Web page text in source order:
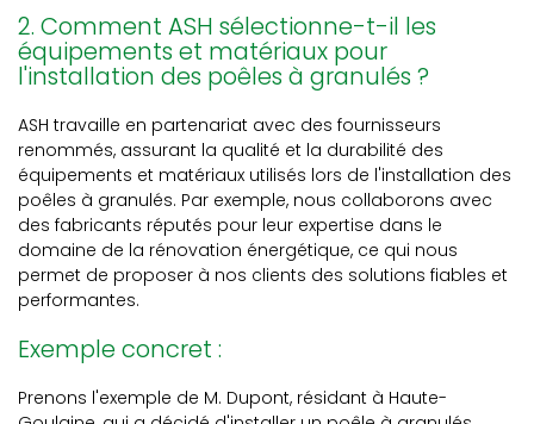
2. Comment ASH sélectionne-t-il les
équipements et matériaux pour
l'installation des poêles à granulés ?
ASH travaille en partenariat avec des fournisseurs
renommés, assurant la qualité et la durabilité des
équipements et matériaux utilisés lors de l'installation des
poêles à granulés. Par exemple, nous collaborons avec
des fabricants réputés pour leur expertise dans le
domaine de la rénovation énergétique, ce qui nous
permet de proposer à nos clients des solutions fiables et
performantes.
Exemple concret :
Prenons l'exemple de M. Dupont, résidant à Haute-